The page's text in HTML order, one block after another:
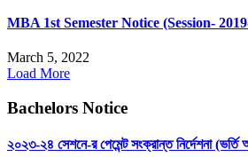
MBA 1st Semester Notice (Session-
March 5, 2022
Load More
Bachelors Notice
২০২৩-২৪ সেশনে-র পেমেন্ট সংক্রান্ত নির্দেশনা (ভর্তি